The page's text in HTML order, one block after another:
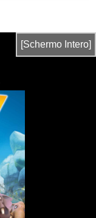
[Schermo Intero]